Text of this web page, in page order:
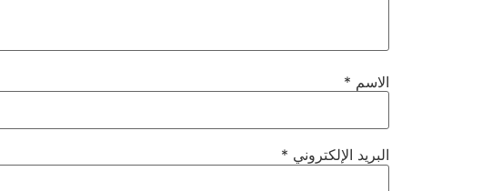
الاسم *
البريد الإلكتروني *